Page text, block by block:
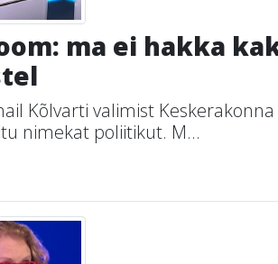
ma ei hakka
Kõlvarti valimist
nimekat poliitikut. M...